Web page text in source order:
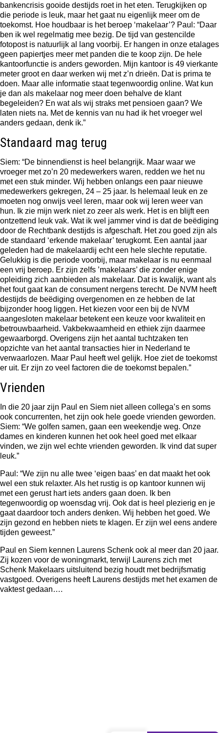
bankencrisis gooide destijds roet in het eten. Terugkijken op
die periode is leuk, maar het gaat nu eigenlijk meer om de
toekomst. Hoe houdbaar is het beroep ‘makelaar’? Paul: “Daar
ben ik wel regelmatig mee bezig. De tijd van gestencilde
fotopost is natuurlijk al lang voorbij. Er hangen in onze etalages
geen papiertjes meer met panden die te koop zijn. De hele
kantoorfunctie is anders geworden. Mijn kantoor is 49 vierkante
meter groot en daar werken wij met z’n drieën. Dat is prima te
doen. Maar alle informatie staat tegenwoordig online. Wat kun
je dan als makelaar nog meer doen behalve de klant
begeleiden? En wat als wij straks met pensioen gaan? We
laten niets na. Met de kennis van nu had ik het vroeger wel
anders gedaan, denk ik.”
Standaard mag terug
Siem: “De binnendienst is heel belangrijk. Maar waar we
vroeger met zo’n 20 medewerkers waren, redden we het nu
met een stuk minder. Wij hebben onlangs een paar nieuwe
medewerkers gekregen, 24 – 25 jaar. Is helemaal leuk en ze
moeten nog onwijs veel leren, maar ook wij leren weer van
hun. Ik zie mijn werk niet zo zeer als werk. Het is en blijft een
ontzettend leuk vak. Wat ik wel jammer vind is dat de beëdiging
door de Rechtbank destijds is afgeschaft. Het zou goed zijn als
de standaard ‘erkende makelaar’ terugkomt. Een aantal jaar
geleden had de makelaardij echt een hele slechte reputatie.
Gelukkig is die periode voorbij, maar makelaar is nu eenmaal
een vrij beroep. Er zijn zelfs ’makelaars’ die zonder enige
opleiding zich aanbieden als makelaar. Dat is kwalijk, want als
het fout gaat kan de consument nergens terecht. De NVM heeft
destijds de beëdiging overgenomen en ze hebben de lat
bijzonder hoog liggen. Het kiezen voor een bij de NVM
aangesloten makelaar betekent een keuze voor kwaliteit en
betrouwbaarheid. Vakbekwaamheid en ethiek zijn daarmee
gewaarborgd. Overigens zijn het aantal tuchtzaken ten
opzichte van het aantal transacties hier in Nederland te
verwaarlozen. Maar Paul heeft wel gelijk. Hoe ziet de toekomst
er uit. Er zijn zo veel factoren die de toekomst bepalen.”
Vrienden
In die 20 jaar zijn Paul en Siem niet alleen collega’s en soms
ook concurrenten, het zijn ook hele goede vrienden geworden.
Siem: “We golfen samen, gaan een weekendje weg. Onze
dames en kinderen kunnen het ook heel goed met elkaar
vinden, we zijn wel echte vrienden geworden. Ik vind dat super
leuk.”
Paul: “We zijn nu alle twee ‘eigen baas’ en dat maakt het ook
wel een stuk relaxter. Als het rustig is op kantoor kunnen wij
met een gerust hart iets anders gaan doen. Ik ben
tegenwoordig op woensdag vrij. Ook dat is heel plezierig en je
gaat daardoor toch anders denken. Wij hebben het goed. We
zijn gezond en hebben niets te klagen. Er zijn wel eens andere
tijden geweest.”
Paul en Siem kennen Laurens Schenk ook al meer dan 20 jaar.
Zij kozen voor de woningmarkt, terwijl Laurens zich met
Schenk Makelaars uitsluitend bezig houdt met bedrijfsmatig
vastgoed. Overigens heeft Laurens destijds met het examen de
vaktest gedaan….